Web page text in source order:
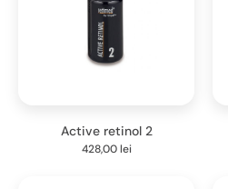
Active retinol 2
428,00lei